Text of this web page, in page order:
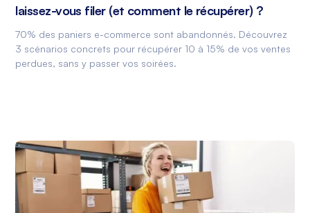
laissez-vous filer (et comment le récupérer) ?
70% des paniers e-commerce sont abandonnés. Découvrez
3 scénarios concrets pour récupérer 10 à 15% de vos ventes
perdues, sans y passer vos soirées.